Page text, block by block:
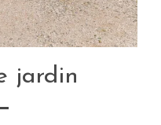
jardin